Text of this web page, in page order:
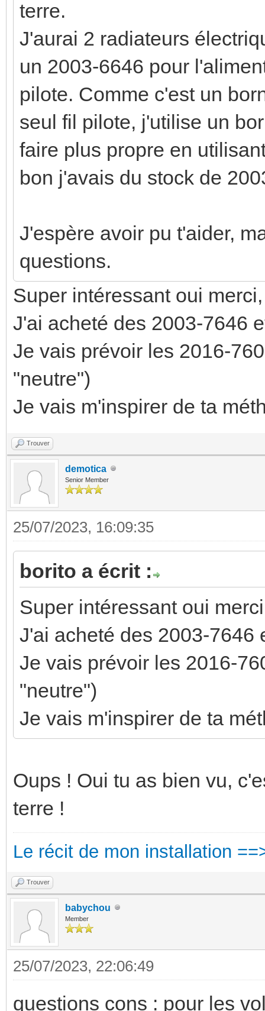
terre.
J'aurai 2 radiateurs
un 2003-6646 pour
pilote. Comme c'est un
seul fil pilote, j'utilise un
faire plus propre en
bon j'avais du stock de
J'espère avoir pu t'aider,
questions.
Super intéressant oui merci,
J'ai acheté des 2003-7646
Je vais prévoir les 2016-
"neutre")
Je vais m'inspirer de ta
Trouver
demotica
Senior Member
25/07/2023, 16:09:35
borito a écrit :
Super intéressant oui
J'ai acheté des 2003-7646
Je vais prévoir les 2016-
"neutre")
Je vais m'inspirer de ta
Oups ! Oui tu as bien vu,
terre !
Le récit de mon installation
Trouver
babychou
Member
25/07/2023, 22:06:49
questions cons : pour les